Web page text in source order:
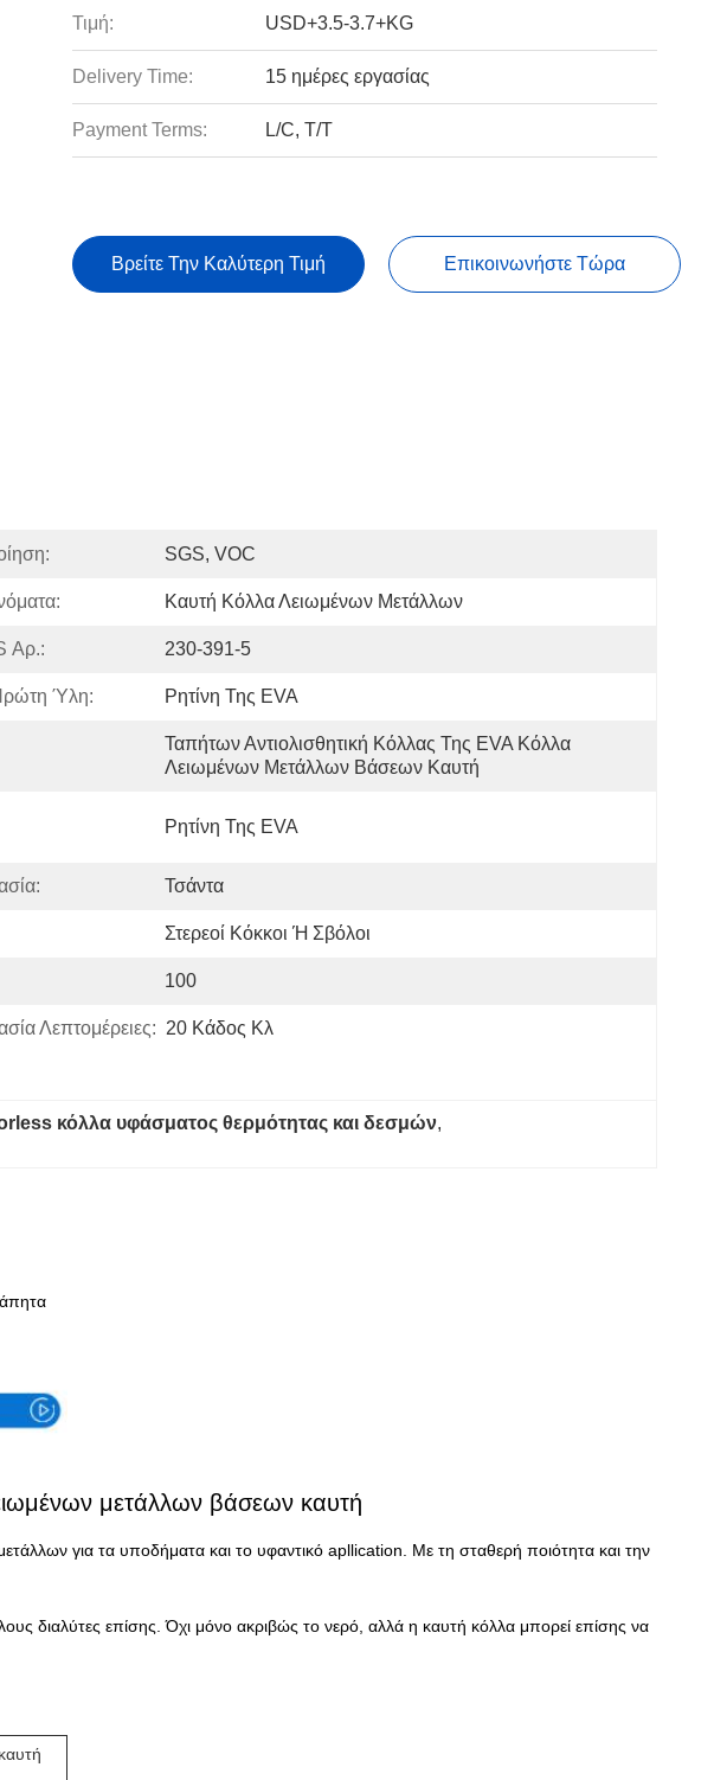
Τιμή: USD+3.5-3.7+KG
Delivery Time: 15 ημέρες εργασίας
Payment Terms: L/C, T/T
Βρείτε Την Καλύτερη Τιμή Επικοινωνήστε Τώρα
SGS, VOC
Καυτή Κόλλα Λειωμένων Μετάλλων
Αρ.: 230-391-5
Ύλη: Ρητίνη Της EVA
Ταπήτων Αντιολισθητική Κόλλας Της EVA Κόλλα
Λειωμένων Μετάλλων Βάσεων Καυτή
Ρητίνη Της EVA
Τσάντα
Στερεοί Κόκκοι Ή Σβόλοι
100
Λεπτομέρειες: 20 Κάδος Κλ
κόλλα υφάσματος θερμότητας και δεσμών,
μετάλλων βάσεων καυτή
για τα υποδήματα και το υφαντικό apllication. Με τη σταθερή ποιότητα και την
διαλύτες επίσης. Όχι μόνο ακριβώς το νερό, αλλά η καυτή κόλλα μπορεί επίσης να